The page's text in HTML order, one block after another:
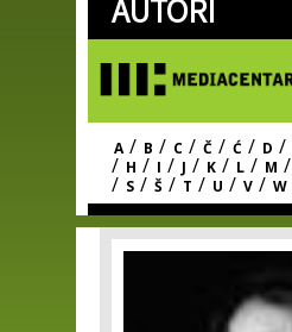
Skip to
main
AUTORI
A / B / C / Č / Ć / D /
/ H / I / J / K / L / M /
/ S / Š / T / U / V / W